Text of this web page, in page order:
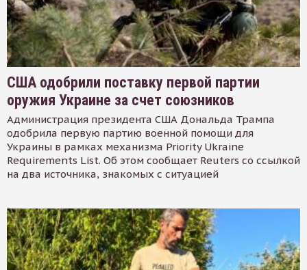
США одобрили поставку первой партии
оружия Украине за счет союзников
Администрация президента США Дональда Трампа
одобрила первую партию военной помощи для
Украины в рамках механизма Priority Ukraine
Requirements List. Об этом сообщает Reuters со ссылкой
на два источника, знакомых с ситуацией